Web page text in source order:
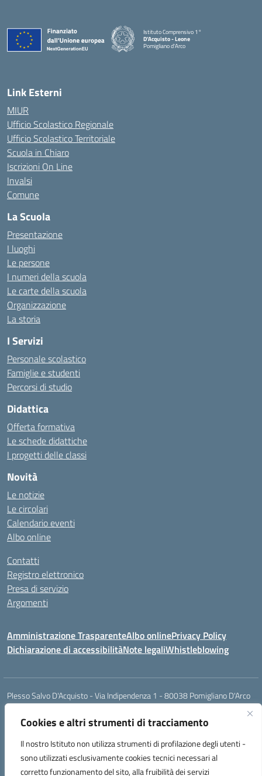
Cookies e altri strumenti di tracciamento
Il nostro Istituto non utilizza strumenti di profilazione degli utenti -
sono utilizzati esclusivamente cookies tecnici necessari al
corretto funzionamento del sito, alla fruibilità dei servizi
Istituto Comprensivo 1°
D'Acquisto - Leone
Pomigliano d'Arco
— Visita la pagina iniziale della scuola
Link Esterni
MIUR
Ufficio Scolastico Regionale
Ufficio Scolastico Territoriale
Scuola in Chiaro
Iscrizioni On Line
Invalsi
Comune
La Scuola
Presentazione
I luoghi
Le persone
I numeri della scuola
Le carte della scuola
Organizzazione
La storia
I Servizi
Personale scolastico
Famiglie e studenti
Percorsi di studio
Didattica
Offerta formativa
Le schede didattiche
I progetti delle classi
Novità
Le notizie
Le circolari
Calendario eventi
Albo online
Contatti
Registro elettronico
Presa di servizio
Argomenti
Amministrazione TrasparenteAlbo onlinePrivacy Policy
Dichiarazione di accessibilitàNote legaliWhistleblowing
Plesso Salvo D'Acquisto - Via Indipendenza 1 - 80038 Pomigliano D'Arco
(NA)
Plesso Elsa Morante - Via Leonardo Da Vinci - 80038 Pomigliano D'Arco
Plesso Leone - Via Pascoli - 80038 Pomigliano D'Arco (NA)
Tel.:0813177304 - Mail: naic8g1003@istruzione.it - Pec:
naic8g1003@pec.istruzione.it